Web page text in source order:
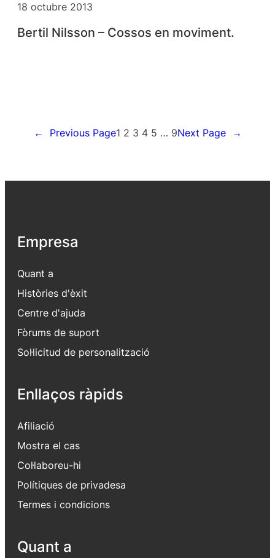
18 octubre 2013
Bertil Nilsson – Cossos en moviment.
← Previous Page1 2 3 4 5 … 9Next Page →
Empresa
Quant a
Històries d'èxit
Centre d'ajuda
Fòrums de suport
Sol·licitud de personalització
Enllaços ràpids
Afiliació
Mostra el cas
Col·laboreu-hi
Polítiques de privadesa
Termes i condicions
Quant a